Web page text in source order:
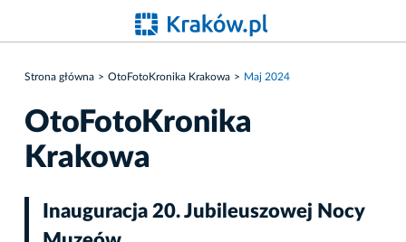
Strona główna OtoFotoKronika Krakowa Maj 2024
OtoFotoKronika
Krakowa
Inauguracja 20. Jubileuszowej Nocy